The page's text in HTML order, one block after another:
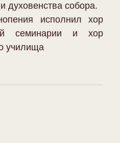
духовенства собора.
исполнил хор
семинарии и хор
училища